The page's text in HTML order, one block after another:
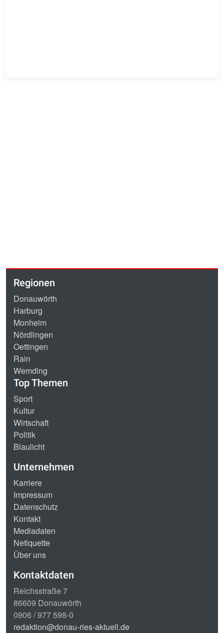
Regionen
Donauwörth
Harburg
Monheim
Nördlingen
Oettingen
Rain
Wemding
Top Themen
Sport
Kultur
Wirtschaft
Politik
Blaulicht
Unternehmen
Karriere
Impressum
Datenschutz
Kontakt
Mediadaten
Netiquette
Über uns
Kontaktdaten
Reichsstraße 7
86609 Donauwörth
0906 / 977 598-0
redaktion@donau-ries-aktuell.de